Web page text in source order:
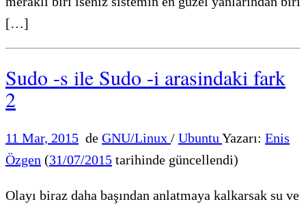
[…]
Sudo -s ile Sudo -i arasindaki fark
2
11 Mar, 2015 de GNU/Linux / Ubuntu Yazarı: Enis
Özgen (31/07/2015 tarihinde güncellendi)
Olayı biraz daha başından anlatmaya kalkarsak su ve